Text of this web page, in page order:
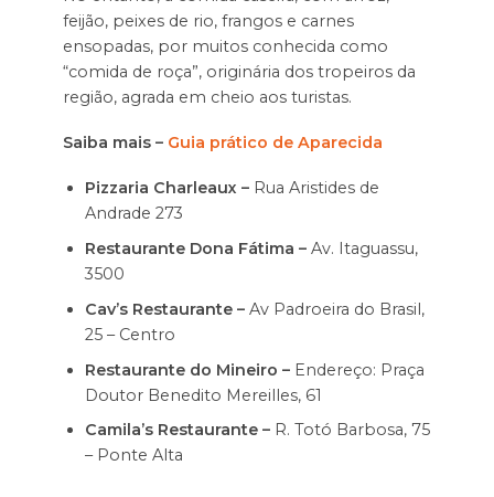
feijão, peixes de rio, frangos e carnes
ensopadas, por muitos conhecida como
“comida de roça”, originária dos tropeiros da
região, agrada em cheio aos turistas.
Saiba mais – Guia prático de Aparecida
Pizzaria Charleaux – Rua Aristides de
Andrade 273
Restaurante Dona Fátima – Av. Itaguassu,
3500
Cav’s Restaurante – Av Padroeira do Brasil,
25 – Centro
Restaurante do Mineiro – Endereço: Praça
Doutor Benedito Mereilles, 61
Camila’s Restaurante – R. Totó Barbosa, 75
– Ponte Alta